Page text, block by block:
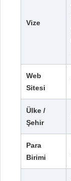
Vize
Web
Sitesi
Ülke /
Şehir
Para
Birimi